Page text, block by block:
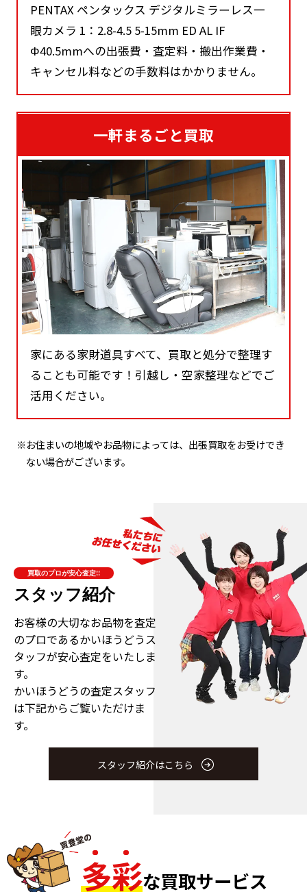
PENTAX ペンタックス デジタルミラーレス一
眼カメラ 1：2.8-4.5 5-15mm ED AL IF
Φ40.5mmへの出張費・査定料・搬出作業費・
キャンセル料などの手数料はかかりません。
一軒まるごと買取
家にある家財道具すべて、買取と処分で整理す
ることも可能です！引越し・空家整理などでご
活用ください。
※お住まいの地域やお品物によっては、出張買取をお受けでき
ない場合がございます。
買取のプロが安心査定!!
スタッフ紹介
お客様の大切なお品物を査定
のプロであるかいほうどうス
タッフが安心査定をいたしま
す。
かいほうどうの査定スタッフ
は下記からご覧いただけま
す。
スタッフ紹介はこちら
多彩な買取サービス